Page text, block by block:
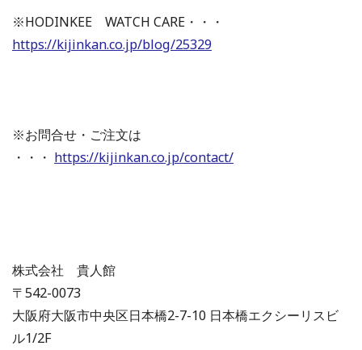
※HODINKEE WATCH CARE・・・
https://kijinkan.co.jp/blog/25329
※お問合せ・ご注文は
・・・ https://kijinkan.co.jp/contact/
株式会社 貴人館
〒542-0073
大阪府大阪市中央区日本橋2-7-10 日本橋エクシーリスビ
ル1/2F